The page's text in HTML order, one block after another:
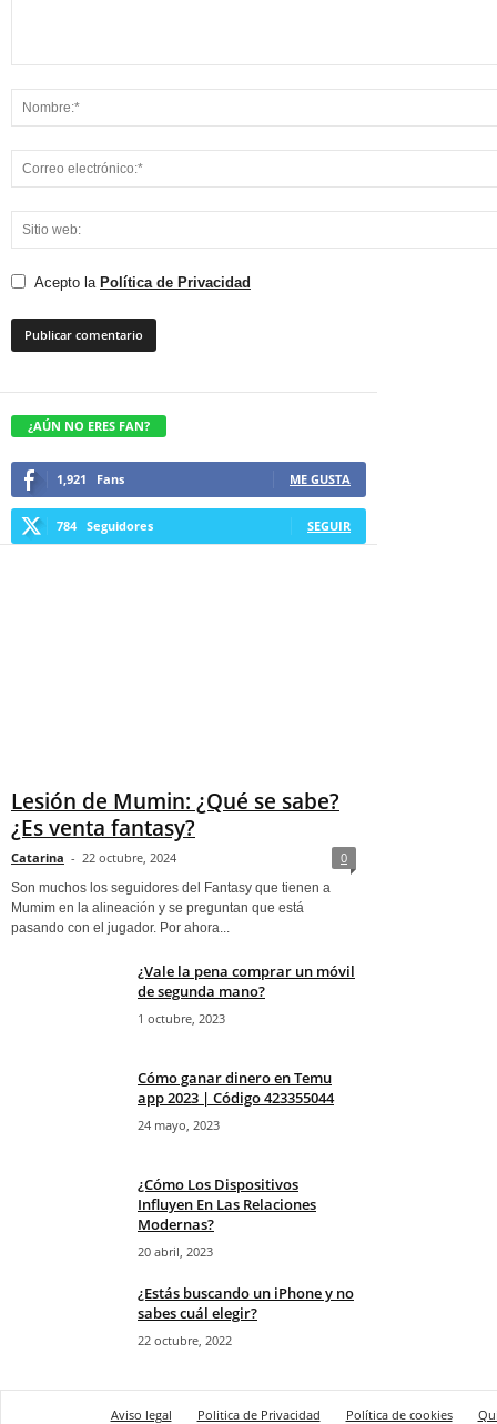
Acepto la Política de Privacidad
¿AÚN NO ERES FAN?
1,921 Fans ME GUSTA
784 Seguidores SEGUIR
Lesión de Mumin: ¿Qué se sabe?
¿Es venta fantasy?
Catarina - 22 octubre, 2024 0
Son muchos los seguidores del Fantasy que tienen a
Mumim en la alineación y se preguntan que está
pasando con el jugador. Por ahora...
¿Vale la pena comprar un móvil
de segunda mano?
1 octubre, 2023
Cómo ganar dinero en Temu
app 2023 | Código 423355044
24 mayo, 2023
¿Cómo Los Dispositivos
Influyen En Las Relaciones
Modernas?
20 abril, 2023
¿Estás buscando un iPhone y no
sabes cuál elegir?
22 octubre, 2022
Aviso legal Politica de Privacidad Política de cookies